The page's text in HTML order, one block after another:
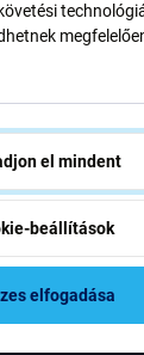
kapjak
el mindent
beállítások
elfogadása